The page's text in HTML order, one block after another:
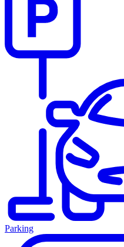
Parking